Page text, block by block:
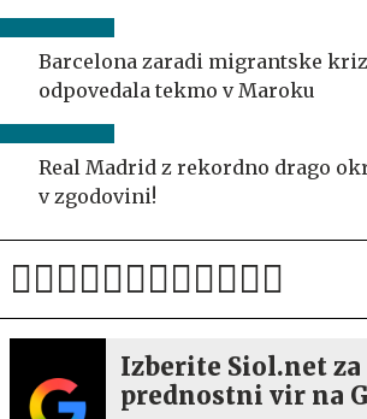
Barcelona zaradi migrantske
odpovedala tekmo v Maroku
Real Madrid z rekordno drago
v zgodovini!
Izberite Siol.net za
prednostni vir na